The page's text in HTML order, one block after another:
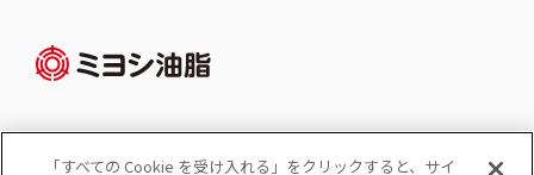
Cookie 設定
「すべての Cookie を受け入れる」をクリックすると、サイ